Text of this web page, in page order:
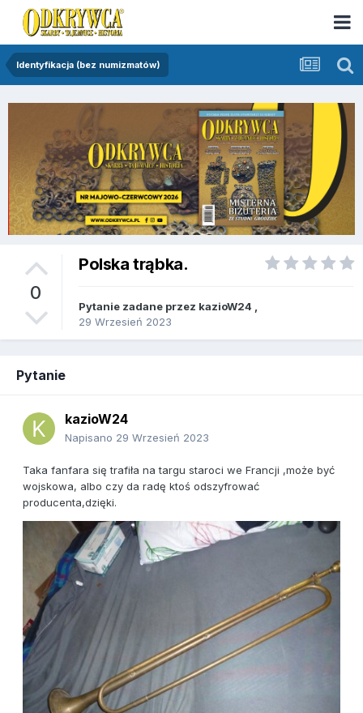
Identyfikacja (bez numizmatów)
0
Polska trąbka.
Pytanie zadane przez kazioW24
29 Wrzesień 2023
Pytanie
kazioW24
Napisano 29 Wrzesień 2023
Taka fanfara się trafiła na targu staroci we Francji ,może być
wojskowa, albo czy da radę ktoś odszyfrować
producenta,dzięki.